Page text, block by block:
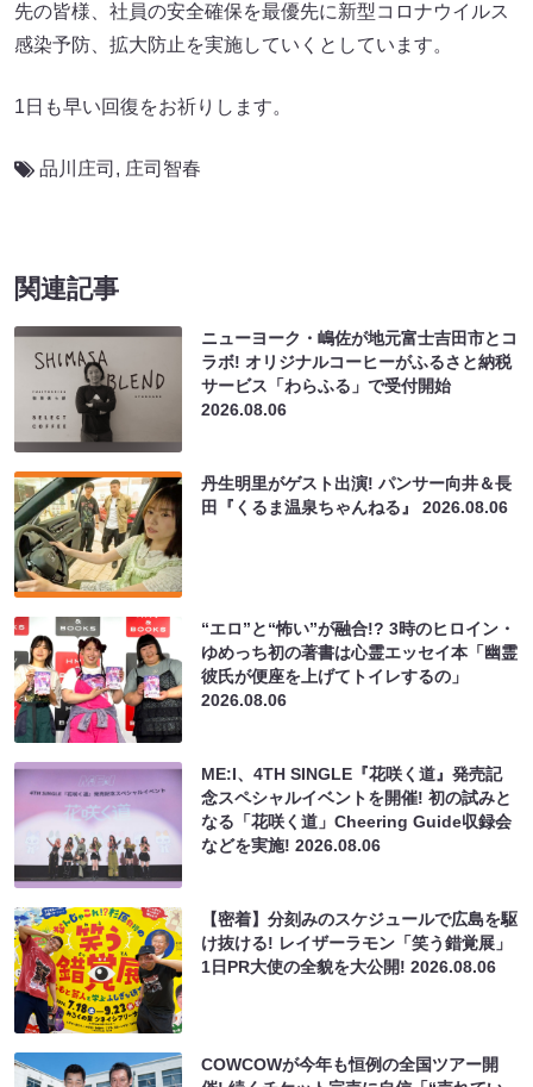
先の皆様、社員の安全確保を最優先に新型コロナウイルス
感染予防、拡大防止を実施していくとしています。
1日も早い回復をお祈りします。
品川庄司 , 庄司智春
関連記事
ニューヨーク・嶋佐が地元富士吉田市とコ
ラボ! オリジナルコーヒーがふるさと納税
サービス「わらふる」で受付開始
2026.08.06
丹生明里がゲスト出演! パンサー向井＆長
田『くるま温泉ちゃんねる』2026.08.06
“エロ”と“怖い”が融合!? 3時のヒロイン・
ゆめっち初の著書は心霊エッセイ本「幽霊
彼氏が便座を上げてトイレするの」
2026.08.06
ME:I、4TH SINGLE『花咲く道』発売記
念スペシャルイベントを開催! 初の試みと
なる「花咲く道」Cheering Guide収録会
などを実施!2026.08.06
【密着】分刻みのスケジュールで広島を駆
け抜ける! レイザーラモン「笑う錯覚展」
1日PR大使の全貌を大公開!2026.08.06
COWCOWが今年も恒例の全国ツアー開